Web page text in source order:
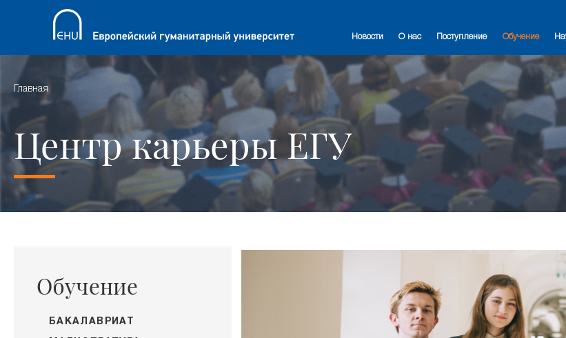
Новости О нас Поступление Обучение
Главная
Центр карьеры ЕГУ
Обучение
БАКАЛАВРИАТ